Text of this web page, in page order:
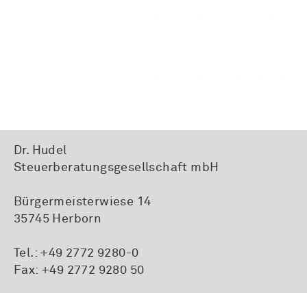
Dr. Hudel
Steuerberatungsgesellschaft mbH
Bürgermeisterwiese 14
35745 Herborn
Tel.: +49 2772 9280-0
Fax: +49 2772 9280 50